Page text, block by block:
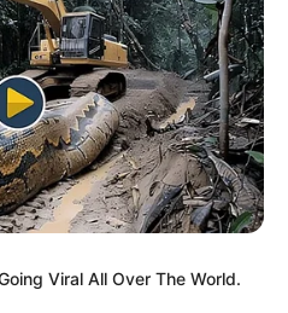
τονίσω ότι για να
με το DONATE, ΔΕΝ
που σας ζητάει να
σας)…ΕΑΝ ΚΑΠΟΙΟΙ ΔΕΝ
ΤΗΣ ΚΑΡΤΑΣ
ΑΠΛΑ ΔΕΝ ΤΑ
ΜΠΟΡΕΙΤΕ ΝΑ ΜΟΥ
ΣΤΗΝ ΕΘΝΙΚΗ
ΝΙΚΑ) ΓΡΑΦΟΝΤΑΣ ΩΣ
Viral All Over The World.